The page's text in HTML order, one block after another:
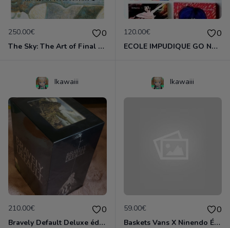
250.00€ 0
The Sky: The Art of Final Fantasy Slipcased Edition by Yoshitaka Amano
120.00€ 0
ECOLE IMPUDIQUE GO NAGAI INTEGRALE 6 TOMES
Ikawaiii
210.00€ 0
Bravely Default Deluxe édition Collector neuf emballé Nintendo 3DS
Ikawaiii
59.00€ 0
Baskets Vans X Ninendo Édition limitées 2015 Neuves